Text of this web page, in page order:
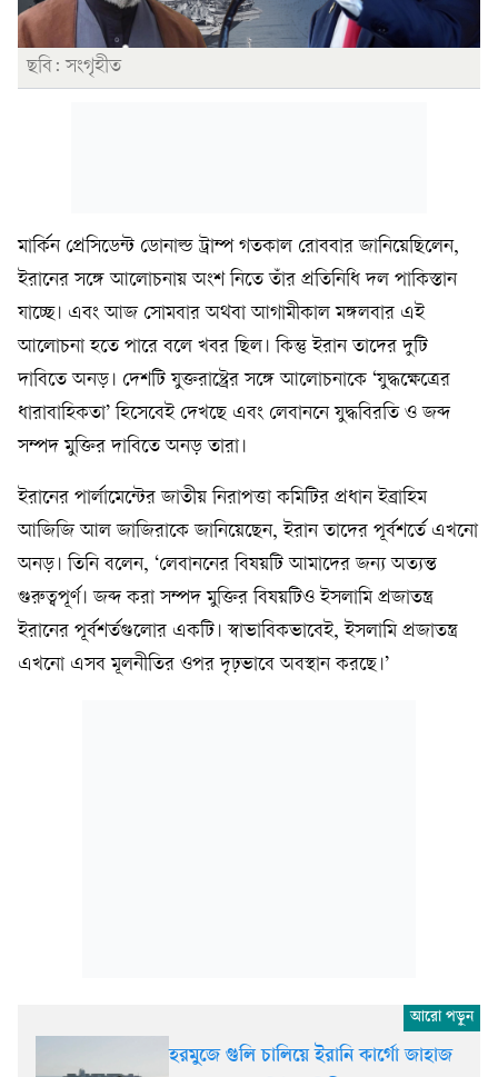
ছবি: সংগৃহীত
মার্কিন প্রেসিডেন্ট ডোনাল্ড ট্রাম্প গতকাল রোববার জানিয়েছিলেন,
ইরানের সঙ্গে আলোচনায় অংশ নিতে তাঁর প্রতিনিধি দল পাকিস্তান
যাচ্ছে। এবং আজ সোমবার অথবা আগামীকাল মঙ্গলবার এই
আলোচনা হতে পারে বলে খবর ছিল। কিন্তু ইরান তাদের দুটি
দাবিতে অনড়। দেশটি যুক্তরাষ্ট্রের সঙ্গে আলোচনাকে ‘যুদ্ধক্ষেত্রের
ধারাবাহিকতা’ হিসেবেই দেখছে এবং লেবাননে যুদ্ধবিরতি ও জব্দ
সম্পদ মুক্তির দাবিতে অনড় তারা।
ইরানের পার্লামেন্টের জাতীয় নিরাপত্তা কমিটির প্রধান ইব্রাহিম
আজিজি আল জাজিরাকে জানিয়েছেন, ইরান তাদের পূর্বশর্তে এখনো
অনড়। তিনি বলেন, ‘লেবাননের বিষয়টি আমাদের জন্য অত্যন্ত
গুরুত্বপূর্ণ। জব্দ করা সম্পদ মুক্তির বিষয়টিও ইসলামি প্রজাতন্ত্র
ইরানের পূর্বশর্তগুলোর একটি। স্বাভাবিকভাবেই, ইসলামি প্রজাতন্ত্র
এখনো এসব মূলনীতির ওপর দৃঢ়ভাবে অবস্থান করছে।’
হরমুজে গুলি চালিয়ে ইরানি কার্গো জাহাজ